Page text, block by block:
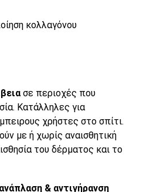
κολλαγόνου
σε περιοχές που
Κατάλληλες για
χρήστες στο σπίτι.
με ή χωρίς αναισθητική
του δέρματος και το
& αντιγήρανση